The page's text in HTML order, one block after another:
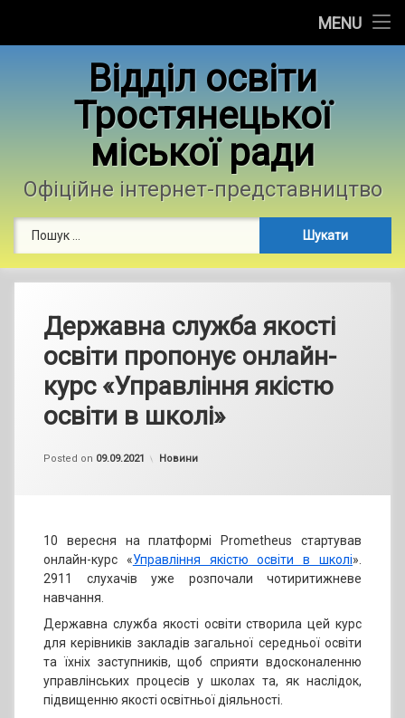
MENU
Контакти
Фотогалерея
Відділ освіти
Тростянецької
міської ради
Офіційне інтернет-представництво
Державна служба якості
освіти пропонує онлайн-
курс «Управління якістю
освіти в школі»
Posted on 09.09.2021
by
Categories:
Новини
10 вересня на платформі Prometheus стартував
онлайн-курс «Управління якістю освіти в школі».
2911 слухачів уже розпочали чотиритижневе
навчання.
Державна служба якості освіти створила цей курс
для керівників закладів загальної середньої освіти
та їхніх заступників, щоб сприяти вдосконаленню
управлінських процесів у школах та, як наслідок,
підвищенню якості освітньої діяльності.